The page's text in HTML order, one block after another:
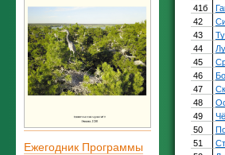
Ежегодник Программы